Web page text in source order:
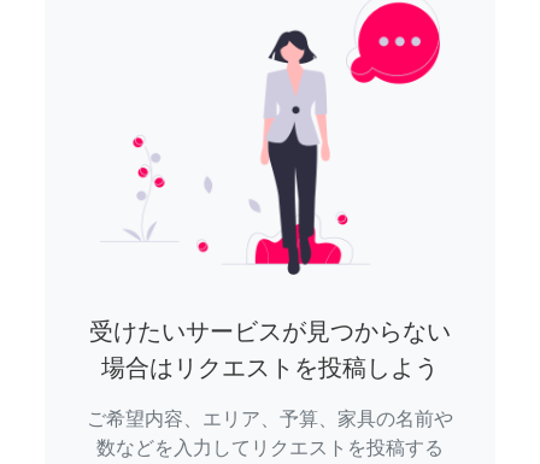
受けたいサービスが見つからない
場合はリクエストを投稿しよう
ご希望内容、エリア、予算、家具の名前や
数などを入力してリクエストを投稿する